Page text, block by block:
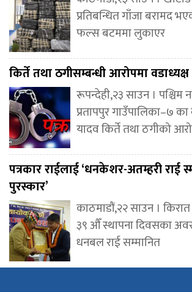
प्रतिबन्धित गाँजा बरामद
फल्स बटममा लुकाएर
किर्ते तथा ठगीसम्बन्धी आरोपमा वडाध्यक्ष
रूपन्देही,२३ साउन । पश्चिम
प्रतापपुर गाउँपालिका–७ का
यादव किर्ते तथा ठगीको
पत्रकार राईलाई ‘धनकेशर-अतम्हरी राई
पुरस्कार’
काठमाडौं,२२ साउन ।
३९ औँ स्थापना दिवसका
धनबल राई सम्मानित